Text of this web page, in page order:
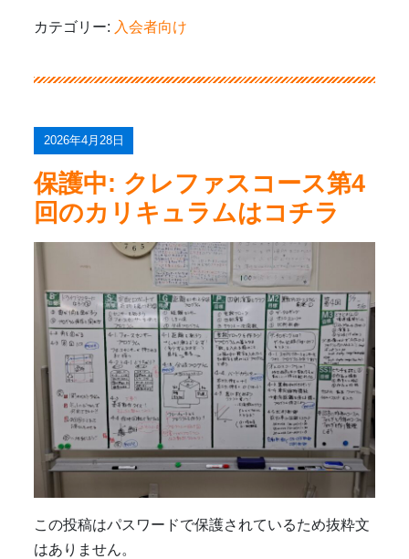
カテゴリー: 入会者向け
2026年4月28日
保護中: クレファスコース第4
回のカリキュラムはコチラ
この投稿はパスワードで保護されているため抜粋文
はありません。